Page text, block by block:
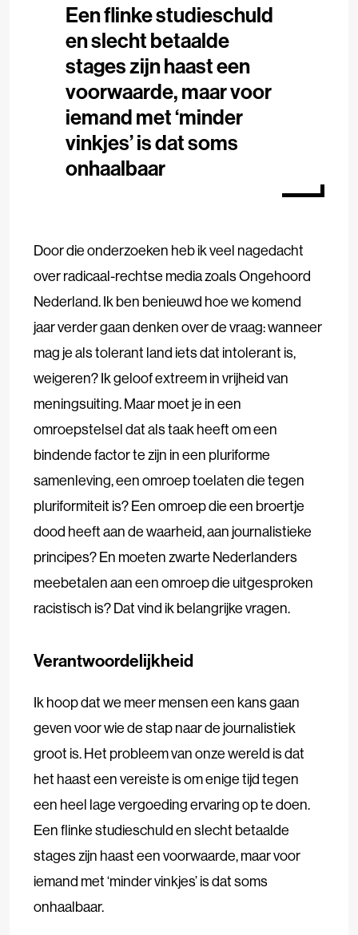
Een flinke studieschuld
en slecht betaalde
stages zijn haast een
voorwaarde, maar voor
iemand met ‘minder
vinkjes’ is dat soms
onhaalbaar
Door die onderzoeken heb ik veel nagedacht
over radicaal-rechtse media zoals Ongehoord
Nederland. Ik ben benieuwd hoe we komend
jaar verder gaan denken over de vraag: wanneer
mag je als tolerant land iets dat intolerant is,
weigeren? Ik geloof extreem in vrijheid van
meningsuiting. Maar moet je in een
omroepstelsel dat als taak heeft om een
bindende factor te zijn in een pluriforme
samenleving, een omroep toelaten die tegen
pluriformiteit is? Een omroep die een broertje
dood heeft aan de waarheid, aan journalistieke
principes? En moeten zwarte Nederlanders
meebetalen aan een omroep die uitgesproken
racistisch is? Dat vind ik belangrijke vragen.
Verantwoordelijkheid
Ik hoop dat we meer mensen een kans gaan
geven voor wie de stap naar de journalistiek
groot is. Het probleem van onze wereld is dat
het haast een vereiste is om enige tijd tegen
een heel lage vergoeding ervaring op te doen.
Een flinke studieschuld en slecht betaalde
stages zijn haast een voorwaarde, maar voor
iemand met ‘minder vinkjes’ is dat soms
onhaalbaar.